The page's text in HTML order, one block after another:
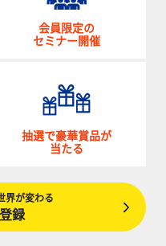
会員限定の
セミナー開催
抽選で豪華賞品が
当たる
界が変わる
録